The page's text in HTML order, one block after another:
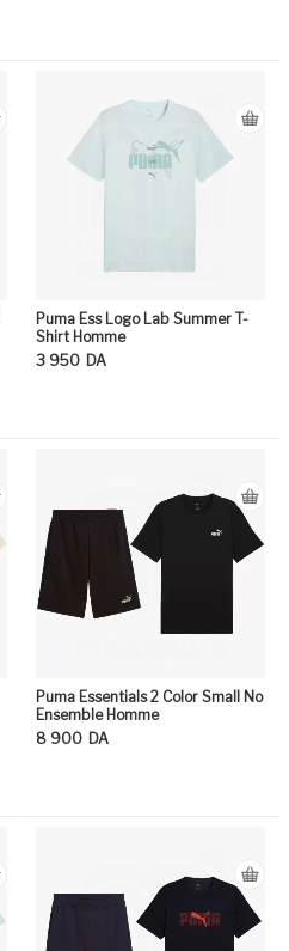
Puma Ess Logo Lab Summer T-
Shirt Homme
3 950 DA
Puma Essentials 2 Color Small No
Ensemble Homme
8 900 DA